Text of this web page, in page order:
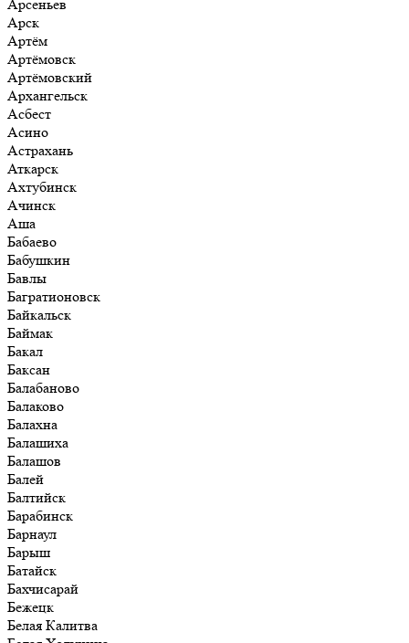
Арсеньев
Арск
Артём
Артёмовск
Артёмовский
Архангельск
Асбест
Асино
Астрахань
Аткарск
Ахтубинск
Ачинск
Аша
Бабаево
Бабушкин
Бавлы
Багратионовск
Байкальск
Баймак
Бакал
Баксан
Балабаново
Балаково
Балахна
Балашиха
Балашов
Балей
Балтийск
Барабинск
Барнаул
Барыш
Батайск
Бахчисарай
Бежецк
Белая Калитва